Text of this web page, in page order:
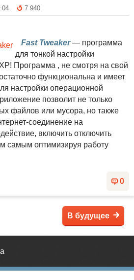
7 940
Fast Tweaker— программа
для тонкой настройки
Программа , не смотря на свой
функциональна и имеет
настройки операционной
позволит не только
файлов или мусора, но также
соединение на
включить отключить
самым оптимизируя работу
0
В будущее